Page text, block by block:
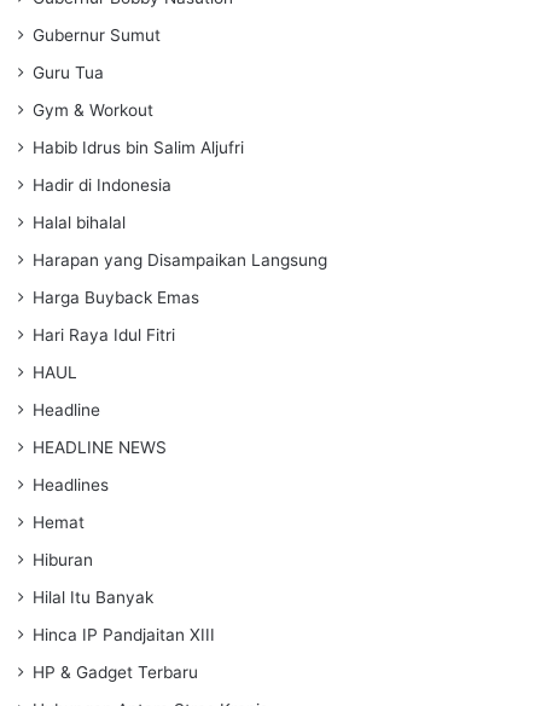
Gubernur Sumut
Guru Tua
Gym & Workout
Habib Idrus bin Salim Aljufri
Hadir di Indonesia
Halal bihalal
Harapan yang Disampaikan Langsung
Harga Buyback Emas
Hari Raya Idul Fitri
HAUL
Headline
HEADLINE NEWS
Headlines
Hemat
Hiburan
Hilal Itu Banyak
Hinca IP Pandjaitan XIII
HP & Gadget Terbaru